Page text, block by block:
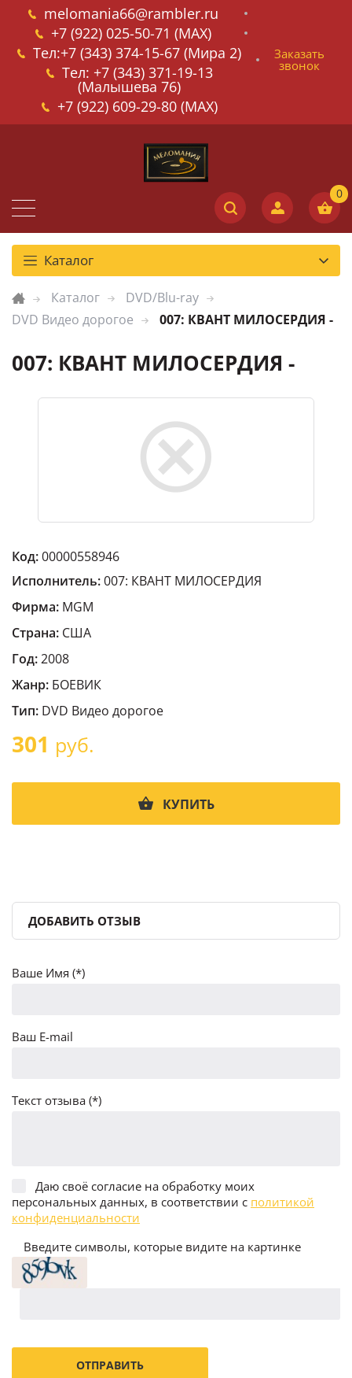
melomania66@rambler.ru
+7 (922) 025-50-71 (MAX)
Тел:+7 (343) 374-15-67 (Мира 2)
Тел: +7 (343) 371-19-13
(Малышева 76)
+7 (922) 609-29-80 (MAX)
Заказать
звонок
Каталог
Каталог
DVD/Blu-ray
DVD Видео дорогое
007: КВАНТ МИЛОСЕРДИЯ -
007: КВАНТ МИЛОСЕРДИЯ -
Код:00000558946
Исполнитель:007: КВАНТ МИЛОСЕРДИЯ
Фирма: MGM
Страна: США
Год:2008
Жанр: БОЕВИК
Тип: DVD Видео дорогое
301 руб.
КУПИТЬ
ДОБАВИТЬ ОТЗЫВ
Ваше Имя (*)
Ваш E-mail
Текст отзыва (*)
Даю своё согласие на обработку моих
персональных данных, в соответствии с политикой
конфиденциальности
Введите символы, которые видите на картинке